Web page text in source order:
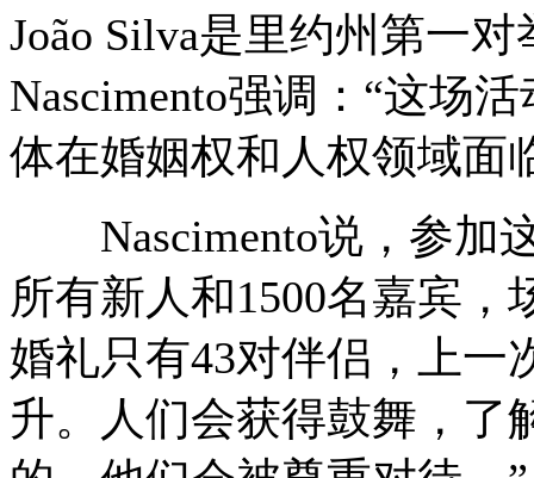
João Silva是里约州第一
Nascimento强调：“这场
体在婚姻权和人权领域面
Nascimento说，参加
所有新人和1500名嘉宾
婚礼只有43对伴侣，上一
升。人们会获得鼓舞，了